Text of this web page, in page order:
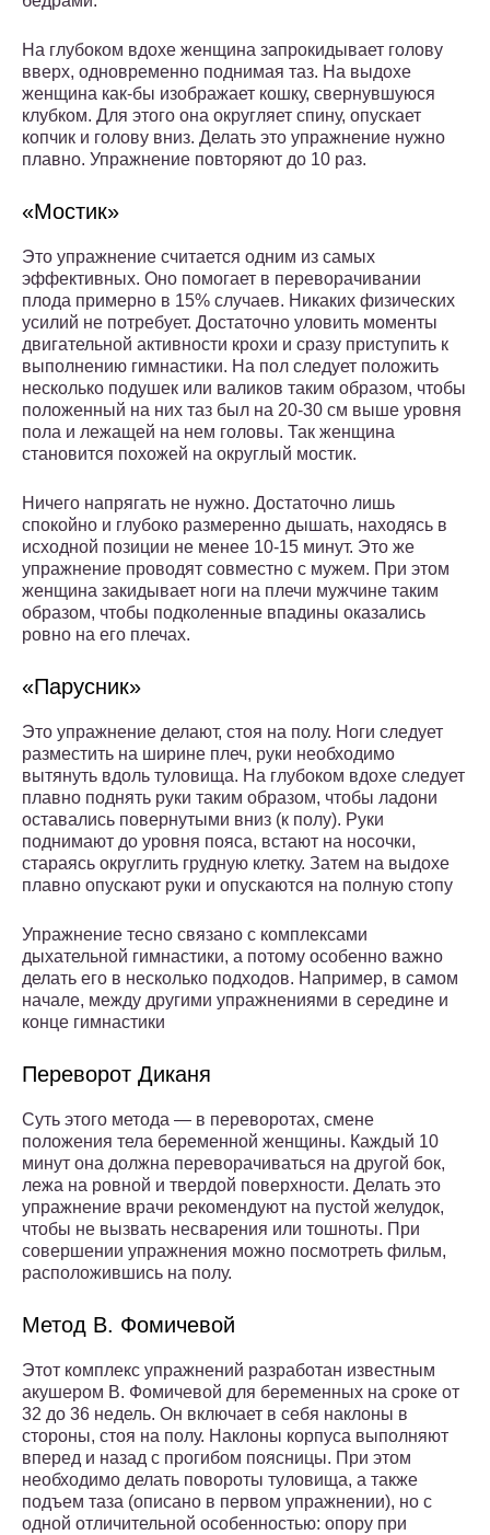
На глубоком вдохе женщина запрокидывает голову
вверх, одновременно поднимая таз. На выдохе
женщина как-бы изображает кошку, свернувшуюся
клубком. Для этого она округляет спину, опускает
копчик и голову вниз. Делать это упражнение нужно
плавно. Упражнение повторяют до 10 раз.
«Мостик»
Это упражнение считается одним из самых
эффективных. Оно помогает в переворачивании
плода примерно в 15% случаев. Никаких физических
усилий не потребует. Достаточно уловить моменты
двигательной активности крохи и сразу приступить к
выполнению гимнастики. На пол следует положить
несколько подушек или валиков таким образом, чтобы
положенный на них таз был на 20-30 см выше уровня
пола и лежащей на нем головы. Так женщина
становится похожей на округлый мостик.
Ничего напрягать не нужно. Достаточно лишь
спокойно и глубоко размеренно дышать, находясь в
исходной позиции не менее 10-15 минут. Это же
упражнение проводят совместно с мужем. При этом
женщина закидывает ноги на плечи мужчине таким
образом, чтобы подколенные впадины оказались
ровно на его плечах.
«Парусник»
Это упражнение делают, стоя на полу. Ноги следует
разместить на ширине плеч, руки необходимо
вытянуть вдоль туловища. На глубоком вдохе следует
плавно поднять руки таким образом, чтобы ладони
оставались повернутыми вниз (к полу). Руки
поднимают до уровня пояса, встают на носочки,
стараясь округлить грудную клетку. Затем на выдохе
плавно опускают руки и опускаются на полную стопу
Упражнение тесно связано с комплексами
дыхательной гимнастики, а потому особенно важно
делать его в несколько подходов. Например, в самом
начале, между другими упражнениями в середине и
конце гимнастики
Переворот Диканя
Суть этого метода — в переворотах, смене
положения тела беременной женщины. Каждый 10
минут она должна переворачиваться на другой бок,
лежа на ровной и твердой поверхности. Делать это
упражнение врачи рекомендуют на пустой желудок,
чтобы не вызвать несварения или тошноты. При
совершении упражнения можно посмотреть фильм,
расположившись на полу.
Метод В. Фомичевой
Этот комплекс упражнений разработан известным
акушером В. Фомичевой для беременных на сроке от
32 до 36 недель. Он включает в себя наклоны в
стороны, стоя на полу. Наклоны корпуса выполняют
вперед и назад с прогибом поясницы. При этом
необходимо делать повороты туловища, а также
подъем таза (описано в первом упражнении), но с
одной отличительной особенностью: опору при